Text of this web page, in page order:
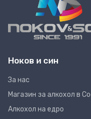
Ноков и син
За нас
Магазин за алкохол в
Алкохол на едро